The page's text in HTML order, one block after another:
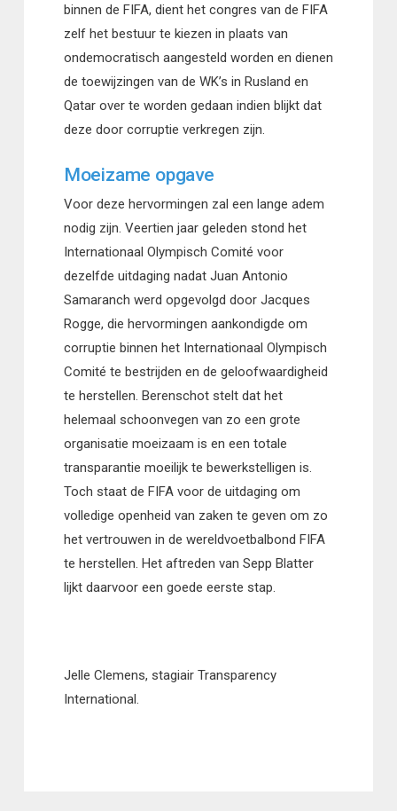
binnen de FIFA, dient het congres van de FIFA
zelf het bestuur te kiezen in plaats van
ondemocratisch aangesteld worden en dienen
de toewijzingen van de WK’s in Rusland en
Qatar over te worden gedaan indien blijkt dat
deze door corruptie verkregen zijn.
Moeizame opgave
Voor deze hervormingen zal een lange adem
nodig zijn. Veertien jaar geleden stond het
Internationaal Olympisch Comité voor
dezelfde uitdaging nadat Juan Antonio
Samaranch werd opgevolgd door Jacques
Rogge, die hervormingen aankondigde om
corruptie binnen het Internationaal Olympisch
Comité te bestrijden en de geloofwaardigheid
te herstellen. Berenschot stelt dat het
helemaal schoonvegen van zo een grote
organisatie moeizaam is en een totale
transparantie moeilijk te bewerkstelligen is.
Toch staat de FIFA voor de uitdaging om
volledige openheid van zaken te geven om zo
het vertrouwen in de wereldvoetbalbond FIFA
te herstellen. Het aftreden van Sepp Blatter
lijkt daarvoor een goede eerste stap.
Jelle Clemens, stagiair Transparency
International.